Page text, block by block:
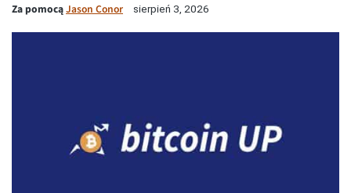
Za pomocąJason Conor sierpień 3, 2026